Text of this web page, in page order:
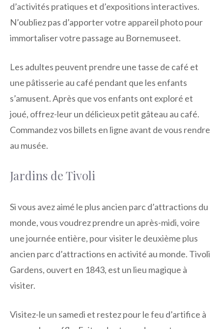
d’activités pratiques et d’expositions interactives.
N’oubliez pas d’apporter votre appareil photo pour
immortaliser votre passage au Bornemuseet.
Les adultes peuvent prendre une tasse de café et
une pâtisserie au café pendant que les enfants
s’amusent. Après que vos enfants ont exploré et
joué, offrez-leur un délicieux petit gâteau au café.
Commandez vos billets en ligne avant de vous rendre
au musée.
Jardins de Tivoli
Si vous avez aimé le plus ancien parc d’attractions du
monde, vous voudrez prendre un après-midi, voire
une journée entière, pour visiter le deuxième plus
ancien parc d’attractions en activité au monde. Tivoli
Gardens, ouvert en 1843, est un lieu magique à
visiter.
Visitez-le un samedi et restez pour le feu d’artifice à